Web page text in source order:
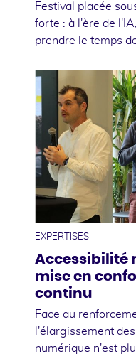
Festival placée
forte : à l'ère de
prendre le temps de
EXPERTISES
Accessibilité
mise en
continu
Face au
l'élargissement
numérique n'est